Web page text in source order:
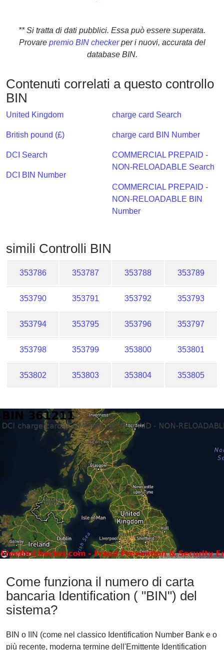
IP
BIN
Checker
/
** Si tratta di dati pubblici. Essa può essere superata.
Provare premio BIN checkerper i nuovi, accurata del
database BIN.
Contenuti correlati a questo controllo
BIN
United Kingdom
British pound (£)
DCI Search
DCI BIN Number
charge card Search
charge card BIN Number
COMMERCIAL PREPAID -
NON-RELOADABLE Search
COMMERCIAL PREPAID -
NON-RELOADABLE BIN
Number
simili Controlli BIN
353786 353787 353788 353789
353790 353791 353792 353793
353794 353795 353796 353797
353798 353799 353800 353801
353802 353803 353804 353805
Come funziona il numero di carta
bancaria Identification ( "BIN") del
sistema?
BIN o IIN (come nel classico Identification Number Bank e o
più recente, moderna termine dell'Emittente Identification